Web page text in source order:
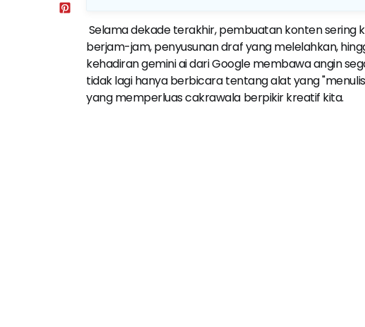
Selama dekade terakhir, pembuatan konten sering
berjam-jam, penyusunan draf yang melelahkan,
kehadiran gemini ai dari Google membawa angin
tidak lagi hanya berbicara tentang alat yang
yang memperluas cakrawala berpikir kreatif kita.